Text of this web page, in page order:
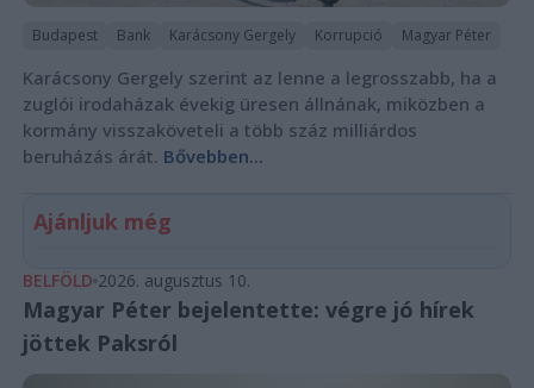
Budapest Bank Karácsony Gergely Korrupció Magyar Péter
Karácsony Gergely szerint az lenne a legrosszabb, ha a
zuglói irodaházak évekig üresen állnának, miközben a
kormány visszaköveteli a több száz milliárdos
beruházás árát. Bővebben...
Ajánljuk még
BELFÖLD 2026. augusztus 10.
Magyar Péter bejelentette: végre jó hírek
jöttek Paksról